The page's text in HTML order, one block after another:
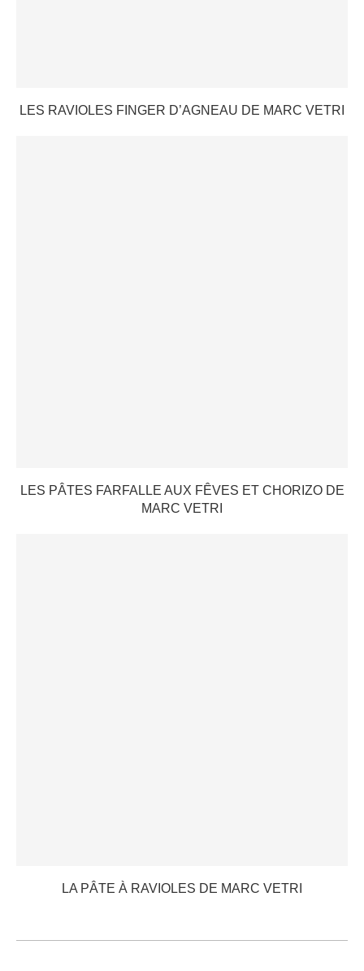
LES RAVIOLES FINGER D’AGNEAU DE MARC VETRI
LES PÂTES FARFALLE AUX FÊVES ET CHORIZO DE
MARC VETRI
LA PÂTE À RAVIOLES DE MARC VETRI